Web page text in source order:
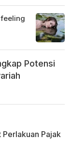
Potensi
Pajak